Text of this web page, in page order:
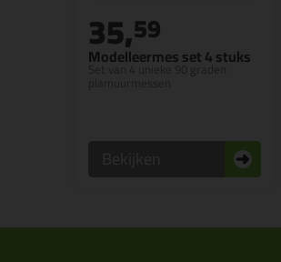
Modelleermes set 4 stuks
Set van 4 unieke 90 graden
35,59